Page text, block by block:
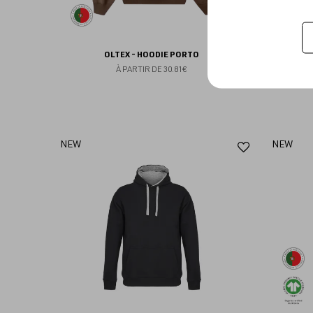
OLTEX - HOODIE PORTO
À PARTIR DE 30.81€
NEW
Ajouter
NEW